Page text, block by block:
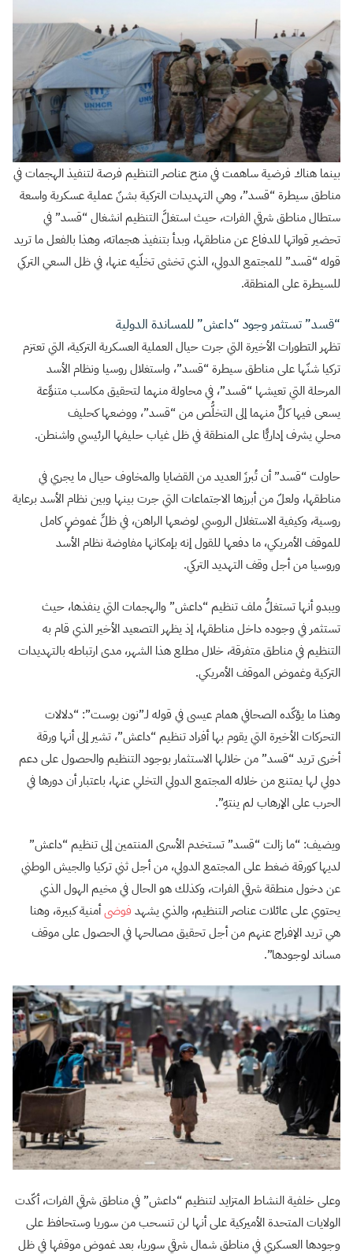
بينما هناك فرضية ساهمت في منح عناصر التنظيم فرصة لتنفيذ الهجمات في
مناطق سيطرة “قسد”، وهي التهديدات التركية بشنّ عملية عسكرية واسعة
ستطال مناطق شرقي الفرات، حيث استغلَّ التنظيم انشغال “قسد” في
تحضير قواتها للدفاع عن مناطقها، وبدأ بتنفيذ هجماته، وهذا بالفعل ما تريد
قوله “قسد” للمجتمع الدولي، الذي تخشى تخلّيه عنها، في ظل السعي التركي
للسيطرة على المنطقة.
“قسد” تستثمر وجود “داعش” للمساندة الدولية
تظهر التطورات الأخيرة التي جرت حيال العملية العسكرية التركية، التي تعتزم
تركيا شنّها على مناطق سيطرة “قسد”، واستغلال روسيا ونظام الأسد
المرحلة التي تعيشها “قسد”، في محاولة منهما لتحقيق مكاسب متنوِّعة
يسعى فيها كلٌّ منهما إلى التخلُّص من “قسد”، ووضعها كحليف
محلي يشرف إداريًّا على المنطقة في ظل غياب حليفها الرئيسي واشنطن.
حاولت “قسد” أن تُبرزَ العديد من القضايا والمخاوف حيال ما يجري في
مناطقها، ولعلّ من أبرزها الاجتماعات التي جرت بينها وبين نظام الأسد برعاية
روسية، وكيفية الاستغلال الروسي لوضعها الراهن، في ظلِّ غموضٍ كامل
للموقف الأمريكي، ما دفعها للقول إنه بإمكانها مفاوضة نظام الأسد
وروسيا من أجل وقف التهديد التركي.
ويبدو أنها تستغلُّ ملف تنظيم “داعش” والهجمات التي ينفذها، حيث
تستثمر في وجوده داخل مناطقها، إذ يظهر التصعيد الأخير الذي قام به
التنظيم في مناطق متفرقة، خلال مطلع هذا الشهر، مدى ارتباطه بالتهديدات
التركية وغموض الموقف الأمريكي.
وهذا ما يؤكّده الصحافي همام عيسى في قوله لـ”نون بوست”: “دلالات
التحركات الأخيرة التي يقوم بها أفراد تنظيم “داعش”، تشير إلى أنها ورقة
أخرى تريد “قسد” من خلالها الاستثمار بوجود التنظيم والحصول على دعم
دولي لها يمتنع من خلاله المجتمع الدولي التخلي عنها، باعتبار أن دورها في
الحرب على الإرهاب لم ينتهِ”.
ويضيف: “ما زالت “قسد” تستخدم الأسرى المنتمين إلى تنظيم “داعش”
لديها كورقة ضغط على المجتمع الدولي، من أجل ثني تركيا والجيش الوطني
عن دخول منطقة شرقي الفرات، وكذلك هو الحال في مخيم الهول الذي
يحتوي على عائلات عناصر التنظيم، والذي يشهد فوضىأمنية كبيرة، وهنا
هي تريد الإفراج عنهم من أجل تحقيق مصالحها في الحصول على موقف
مساند لوجودها”.
وعلى خلفية النشاط المتزايد لتنظيم “داعش” في مناطق شرقي الفرات، أكّدت
الولايات المتحدة الأميركية على أنها لن تنسحب من سوريا وستحافظ على
وجودها العسكري في مناطق شمال شرقي سوريا، بعد غموض موقفها في ظل